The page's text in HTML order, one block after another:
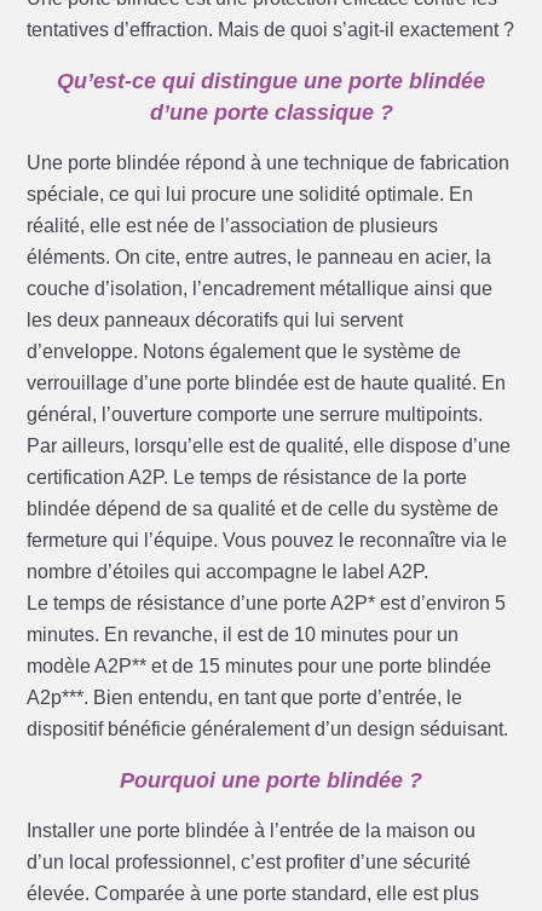
tentatives d’effraction. Mais de quoi s’agit-il exactement ?
Qu’est-ce qui distingue une porte blindée
d’une porte classique ?
Une porte blindée répond à une technique de fabrication
spéciale, ce qui lui procure une solidité optimale. En
réalité, elle est née de l’association de plusieurs
éléments. On cite, entre autres, le panneau en acier, la
couche d’isolation, l’encadrement métallique ainsi que
les deux panneaux décoratifs qui lui servent
d’enveloppe. Notons également que le système de
verrouillage d’une porte blindée est de haute qualité. En
général, l’ouverture comporte une serrure multipoints.
Par ailleurs, lorsqu’elle est de qualité, elle dispose d’une
certification A2P. Le temps de résistance de la porte
blindée dépend de sa qualité et de celle du système de
fermeture qui l’équipe. Vous pouvez le reconnaître via le
nombre d’étoiles qui accompagne le label A2P.
Le temps de résistance d’une porte A2P* est d’environ 5
minutes. En revanche, il est de 10 minutes pour un
modèle A2P** et de 15 minutes pour une porte blindée
A2p***. Bien entendu, en tant que porte d’entrée, le
dispositif bénéficie généralement d’un design séduisant.
Pourquoi une porte blindée ?
Installer une porte blindée à l’entrée de la maison ou
d’un local professionnel, c’est profiter d’une sécurité
élevée. Comparée à une porte standard, elle est plus